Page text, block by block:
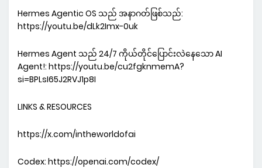
Hermes Agentic OS သည် အနာဂတ်ဖြစ်သည်:
https://youtu.be/dLk2Imx-0uk
Hermes Agent သည် 24/7 ကိုယ်တိုင်ပြောင်းလဲနေသော AI
Agent!: https://youtu.be/cu2fgknmemA?
si=BPLsI65J2RVJ1p8I
LINKS & RESOURCES
https://x.com/intheworldofai
Codex: https://openai.com/codex/